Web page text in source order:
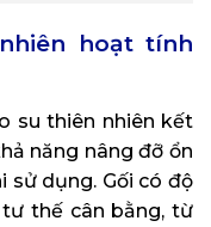
hoạt tính
su thiên nhiên kết
năng nâng đỡ ổn
sử dụng. Gối có độ
thế cân bằng, từ